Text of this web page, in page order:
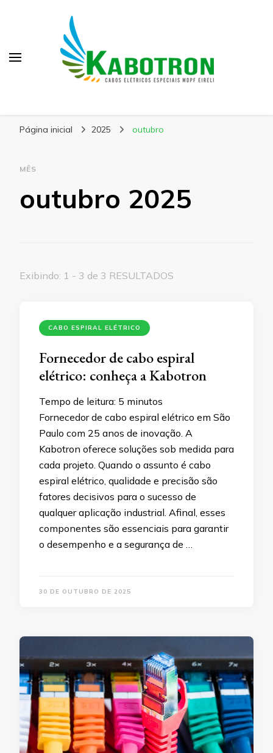
Página inicial 2025 outubro
MÊS
outubro 2025
Exibindo: 1 - 3 de 3 RESULTADOS
CABO ESPIRAL ELÉTRICO
Fornecedor de cabo espiral
elétrico: conheça a Kabotron
Tempo de leitura: 5 minutos
Fornecedor de cabo espiral elétrico em São
Paulo com 25 anos de inovação. A
Kabotron oferece soluções sob medida para
cada projeto. Quando o assunto é cabo
espiral elétrico, qualidade e precisão são
fatores decisivos para o sucesso de
qualquer aplicação industrial. Afinal, esses
componentes são essenciais para garantir
o desempenho e a segurança de …
30 DE OUTUBRO DE 2025